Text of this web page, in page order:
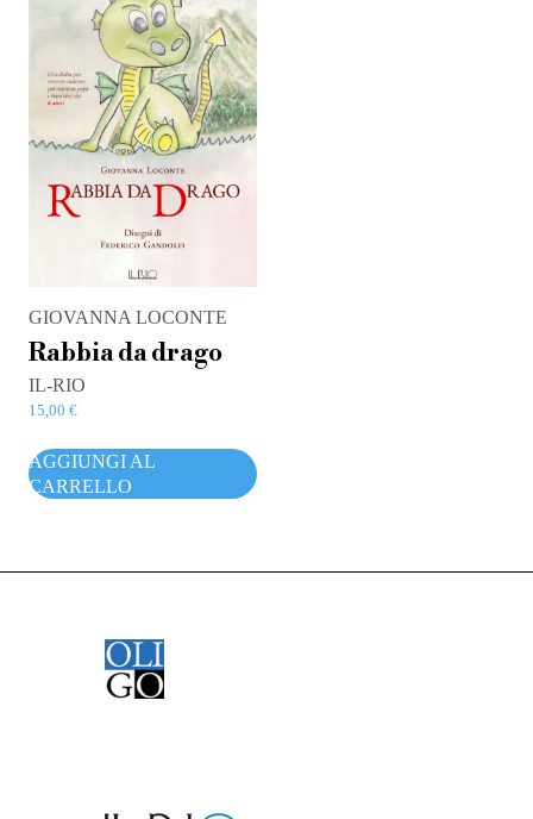
GIOVANNA LOCONTE
Rabbia da drago
IL-RIO
15,00 €
AGGIUNGI AL
CARRELLO